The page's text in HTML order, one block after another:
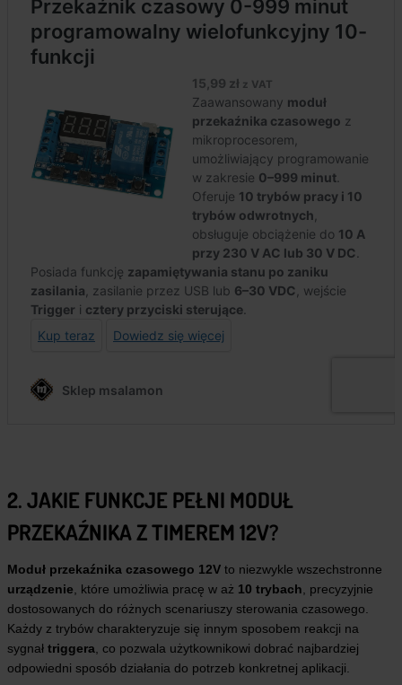
2. JAKIE FUNKCJE PEŁNI MODUŁ
PRZEKAŹNIKA Z TIMEREM 12V?
Moduł przekaźnika czasowego 12V to niezwykle wszechstronne
urządzenie , które umożliwia pracę w aż 10 trybach , precyzyjnie
dostosowanych do różnych scenariuszy sterowania czasowego.
Każdy z trybów charakteryzuje się innym sposobem reakcji na
sygnał triggera , co pozwala użytkownikowi dobrać najbardziej
odpowiedni sposób działania do potrzeb konkretnej aplikacji.